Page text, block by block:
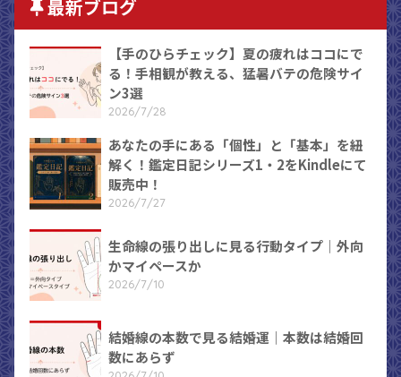
最新ブログ
【手のひらチェック】夏の疲れはココにで
る！手相観が教える、猛暑バテの危険サイ
ン3選
2026/7/28
あなたの手にある「個性」と「基本」を紐
解く！鑑定日記シリーズ1・2をKindleにて
販売中！
2026/7/27
生命線の張り出しに見る行動タイプ｜外向
かマイペースか
2026/7/10
結婚線の本数で見る結婚運｜本数は結婚回
数にあらず